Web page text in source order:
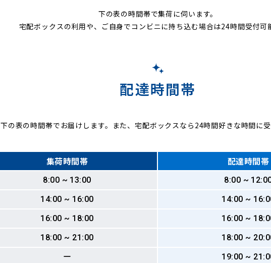
下の表の時間帯で集荷に伺います。
宅配ボックスの利用や、ご自身でコンビニに持ち込む場合は24時間受付可
配達時間帯
下の表の時間帯でお届けします。また、宅配ボックスなら24時間好きな時間に
集荷時間帯 配達時間帯
8:00 ~ 13:00
8:00 ~
14:00 ~ 16:00
14:00 ~
16:00 ~ 18:00
16:00 ~
18:00 ~ 21:00
18:00 ~
ー
19:00 ~